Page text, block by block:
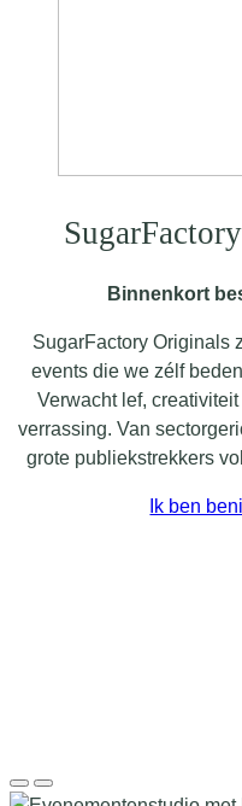
Binnenkort
SugarFactory Originals
events die we zélf
Verwacht lef,
verrassing. Van
grote publiekstrekkers
Ik ben